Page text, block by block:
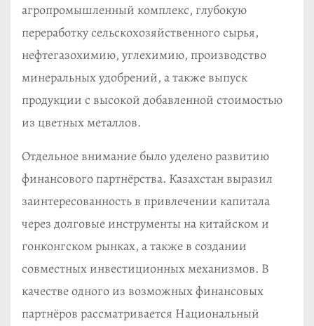
агропромышленный комплекс, глубокую
переработку сельскохозяйственного сырья,
нефтегазохимию, углехимию, производство
минеральных удобрений, а также выпуск
продукции с высокой добавленной стоимостью
из цветных металлов.
Отдельное внимание было уделено развитию
финансового партнёрства. Казахстан выразил
заинтересованность в привлечении капитала
через долговые инструменты на китайском и
гонконгском рынках, а также в создании
совместных инвестиционных механизмов. В
качестве одного из возможных финансовых
партнёров рассматривается Национальный